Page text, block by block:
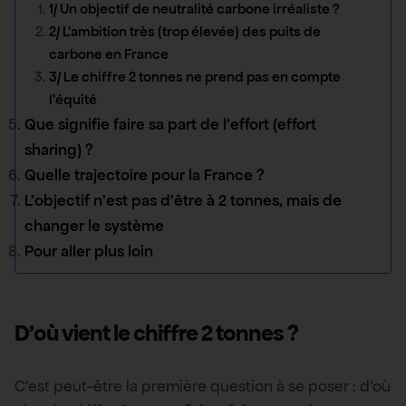
1/ Un objectif de neutralité carbone irréaliste ?
2/ L’ambition très (trop élevée) des puits de
carbone en France
3/ Le chiffre 2 tonnes ne prend pas en compte
l’équité
Que signifie faire sa part de l’effort (effort
sharing) ?
Quelle trajectoire pour la France ?
L’objectif n’est pas d’être à 2 tonnes, mais de
changer le système
Pour aller plus loin
D’où vient le chiffre 2 tonnes ?
C’est peut-être la première question à se poser : d’où